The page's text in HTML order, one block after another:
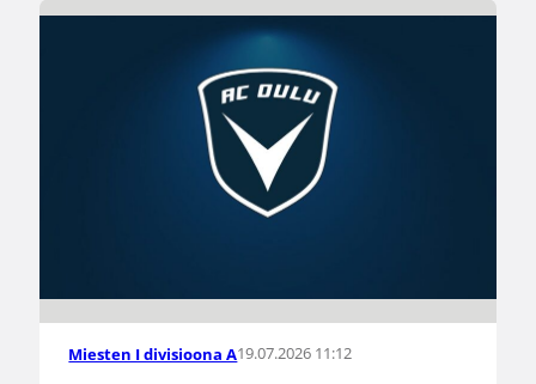
Miesten I divisioona A19.07.2026 11:12